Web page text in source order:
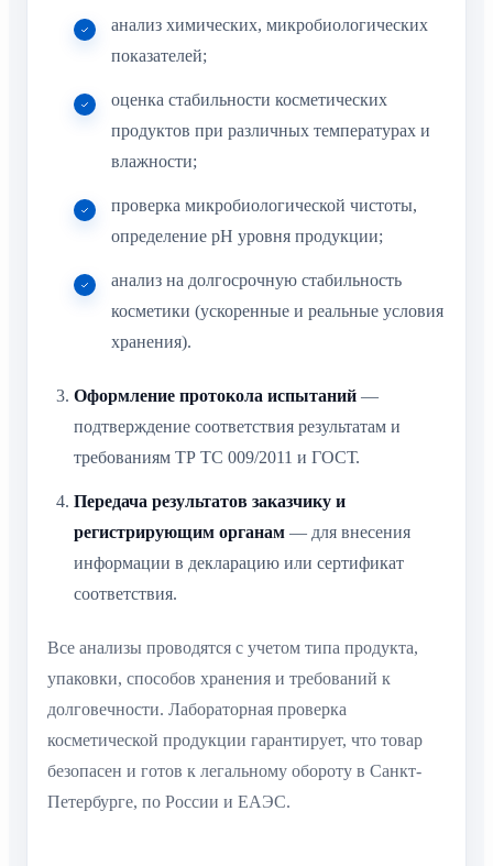
анализ химических, микробиологических
показателей;
оценка стабильности косметических
продуктов при различных температурах и
влажности;
проверка микробиологической чистоты,
определение pH уровня продукции;
анализ на долгосрочную стабильность
косметики (ускоренные и реальные условия
хранения).
Оформление протокола испытаний —
подтверждение соответствия результатам и
требованиям ТР ТС 009/2011 и ГОСТ.
Передача результатов заказчику и
регистрирующим органам — для внесения
информации в декларацию или сертификат
соответствия.
Все анализы проводятся с учетом типа продукта,
упаковки, способов хранения и требований к
долговечности. Лабораторная проверка
косметической продукции гарантирует, что товар
безопасен и готов к легальному обороту в Санкт-
Петербурге, по России и ЕАЭС.